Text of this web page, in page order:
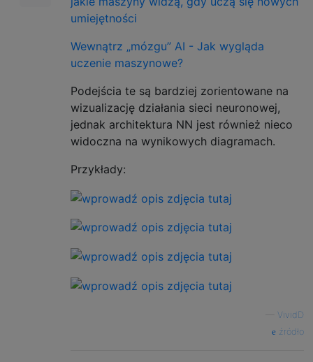
umiejętności
Wewnątrz „mózgu” AI - Jak wygląda
uczenie maszynowe?
Podejścia te są bardziej zorientowane na
wizualizację działania sieci neuronowej,
jednak architektura NN jest również nieco
widoczna na wynikowych diagramach.
Przykłady:
VividD
źródło